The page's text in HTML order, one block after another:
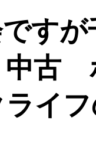
す
中
イ